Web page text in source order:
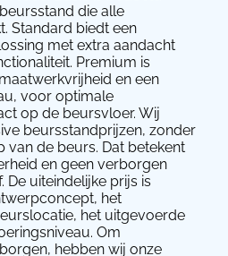
die alle
Standard biedt een
met extra aandacht
Premium is
en een
voor optimale
op de beursvloer. Wij
beursstandprijzen, zonder
van de beurs. Dat betekent
en geen verborgen
De uiteindelijke prijs is
het
het uitgevoerde
Om
hebben wij onze